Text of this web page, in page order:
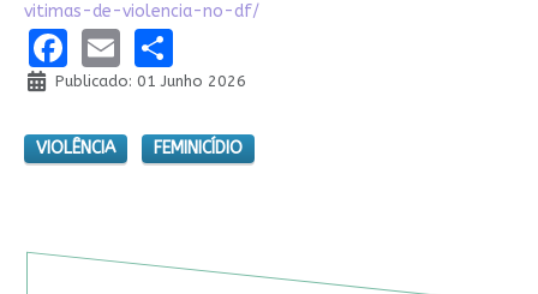
vitimas-de-violencia-no-df/
Facebook
EmailShare
Publicado: 01 Junho 2026
VIOLÊNCIA FEMINICÍDIO